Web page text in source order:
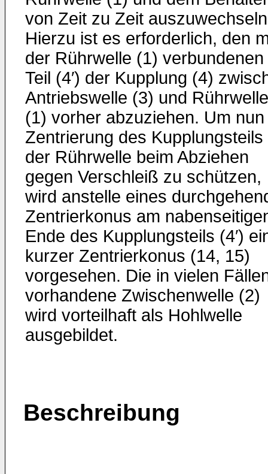
von Zeit zu Zeit
Hierzu ist es erforderlich, den
der Rührwelle (1) verbun­denen
Teil (4′) der Kupplung (4)
Antriebswelle (3) und Rührwelle
(1) vorher abzuziehen. Um nun
Zentrierung des Kupplungsteils
der Rührwelle beim Abziehen
gegen Verschleiß zu schützen,
wird anstelle eines
Zentrierkonus am
Ende des Kupplungsteils (4′)
kurzer Zentrierkonus (14, 15)
vorgesehen. Die in vielen
vorhandene Zwischenwelle (2)
wird vorteilhaft als Hohlwelle
ausgebildet.
Beschreibung